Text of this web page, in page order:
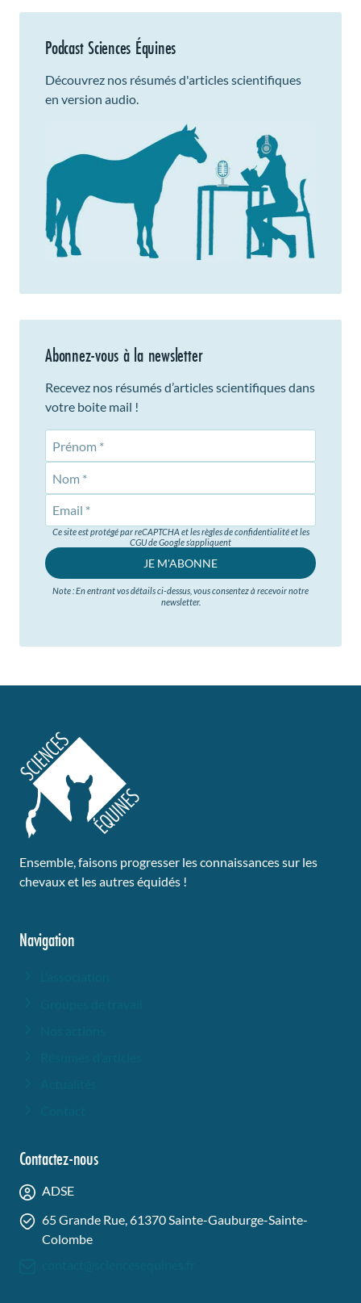
Podcast Sciences Équines
Découvrez nos résumés d'articles scientifiques
en version audio.
Abonnez-vous à la newsletter
Recevez nos résumés d’articles scientifiques dans
votre boite mail !
Prénom
Nom
Ce site est protégé par reCAPTCHA et les règles de confidentialité et les
CGU de Google s’appliquent
JE M'ABONNE
Note : En entrant vos détails ci-dessus, vous consentez à recevoir notre
newsletter.
Ensemble, faisons progresser les connaissances sur les
chevaux et les autres équidés !
Navigation
Contactez-nous
ADSE
65 Grande Rue, 61370 Sainte-Gauburge-Sainte-
Colombe